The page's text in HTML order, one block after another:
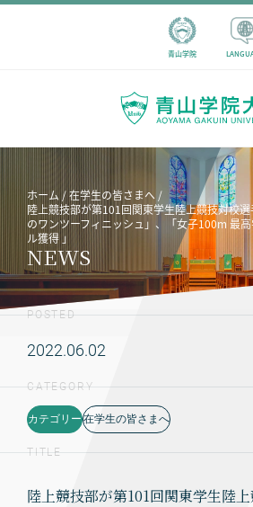
青山学院
ホーム
在学生の皆さまへ
陸上競技部が第101回関東学生陸上競技対校
のワンツーフィニッシュ」、「女子100m 最
ル獲得 」
NEWS
POSTED
2022.06.02
CATEGORY
カテゴリー 在学生の皆さまへ
TITLE
陸上競技部が第101回関東学生陸